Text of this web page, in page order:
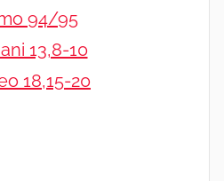
94/95
13,8-10
18,15-20